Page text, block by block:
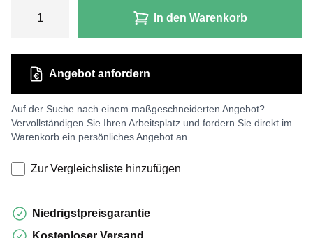
In den Warenkorb
Auf der Suche nach einem maßgeschneiderten Angebot?
Vervollständigen Sie Ihren Arbeitsplatz und fordern Sie direkt im
Warenkorb ein persönliches Angebot an.
Angebot anfordern
Zur Vergleichsliste hinzufügen
Niedrigstpreisgarantie
Kostenloser Versand